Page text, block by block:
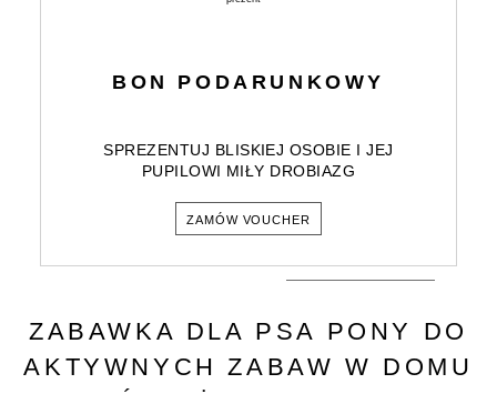
BON PODARUNKOWY
SPREZENTUJ BLISKIEJ OSOBIE I JEJ
PUPILOWI MIŁY DROBIAZG
ZAMÓW VOUCHER
ZABAWKA DLA PSA PONY DO
AKTYWNYCH ZABAW W DOMU